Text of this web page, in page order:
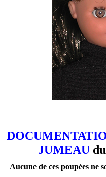
JUMEAUdu
Aucune de ces poupées ne